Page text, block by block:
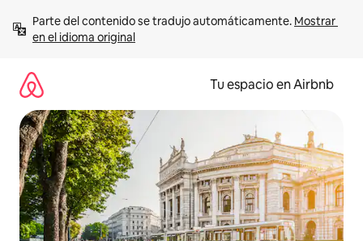
contenido
Parte del contenido se tradujo automáticamente. Mostrar
en el idioma original
Tu espacio en Airbnb